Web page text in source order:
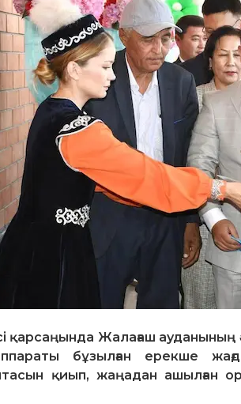
қарсаңында Жалағаш ауданының
бұзылған ерекше
қиып, жаңадан ашылған